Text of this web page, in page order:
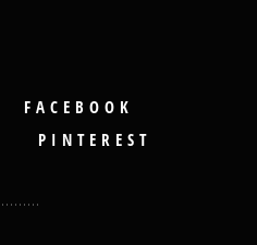
FACEBOOK
PINTEREST